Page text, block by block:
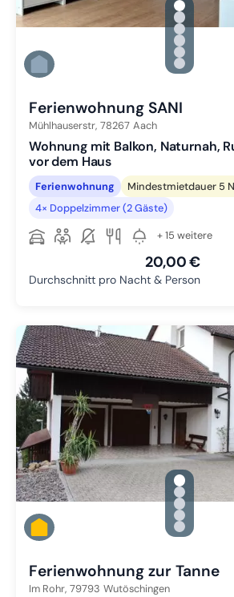
Zu Slide 1
Zu Slide
Zu Slide 3
Zu Slide 4
Zu Slide 5
Zu Slide 6
Ferienwohnung SANI
Mühlhauserstr, 78267 Aach
Wohnung mit Balkon, Naturnah,
vor dem Haus
Ferienwohnung
Mindestmietdauer 5
4× Doppelzimmer (2 Gäste)
+ 15 weitere
20,00 €
Durchschnitt pro Nacht & Person
Zu Slide 1
Zu Slide
Zu Slide 3
Zu Slide 4
Zu Slide 5
Ferienwohnung zur Tanne
Im Rohr, 79793 Wutöschingen